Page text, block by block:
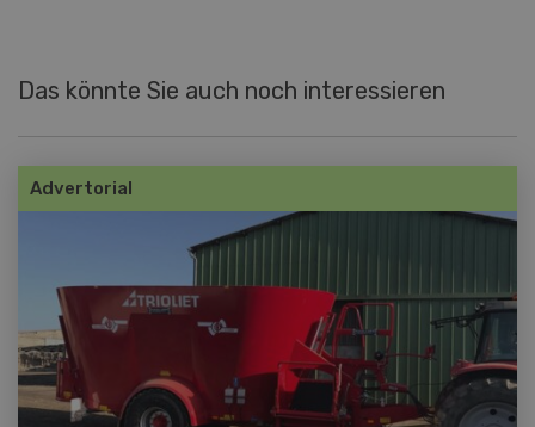
Das könnte Sie auch noch interessieren
Advertorial